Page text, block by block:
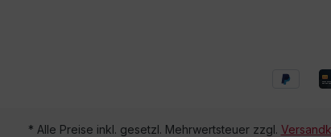
* Alle Preise inkl. gesetzl. Mehrwertsteuer zzgl.